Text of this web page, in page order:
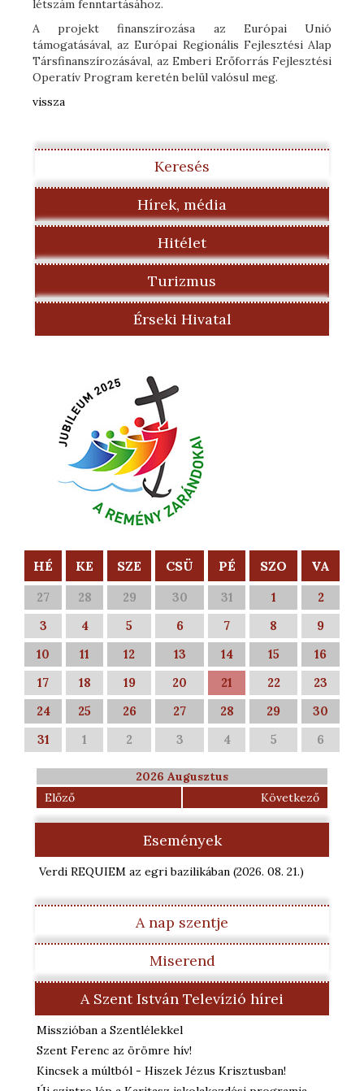
létszám fenntartásához.
A projekt finanszírozása az Európai Unió
támogatásával, az Európai Regionális Fejlesztési Alap
Társfinanszírozásával, az Emberi Erőforrás Fejlesztési
Operatív Program keretén belül valósul meg.
vissza
Keresés
Hírek, média
Hitélet
Turizmus
Érseki Hivatal
HÉ KE SZE CSÜ PÉ SZO VA
27 28 29 30 31 1
2
3
4 5 6 7 8
9
10
11 12 13 14 15
16
17
18 19 20 21 22
23
24
25 26 27 28 29
30
31
1 2 3 4 5 6
2026 Augusztus
Előző
Következő
Események
Verdi REQUIEM az egri bazilikában (2026. 08. 21.)
A nap szentje
Miserend
A Szent István Televízió hírei
Misszióban a Szentlélekkel
Szent Ferenc az örömre hív!
Kincsek a múltból - Hiszek Jézus Krisztusban!